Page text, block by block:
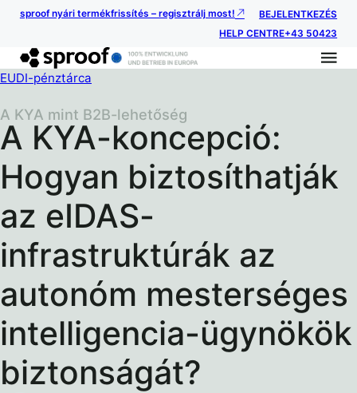
sproof nyári termékfrissítés – regisztrálj most!
BEJELENTKEZÉS
HELP CENTRE+43 50423
EUDI-pénztárca
A KYA-koncepció:
Hogyan biztosíthatják
az eIDAS-
infrastruktúrák az
autonóm mesterséges
intelligencia-ügynökök
biztonságát?
A KYA mint B2B-lehetőség